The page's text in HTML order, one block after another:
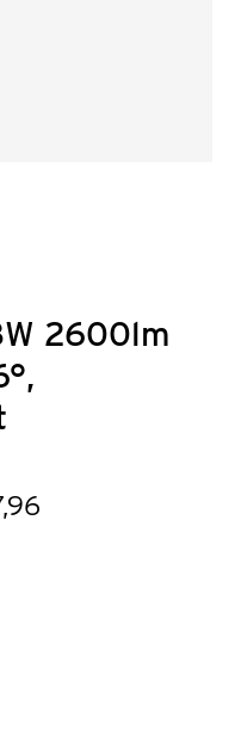
2600lm